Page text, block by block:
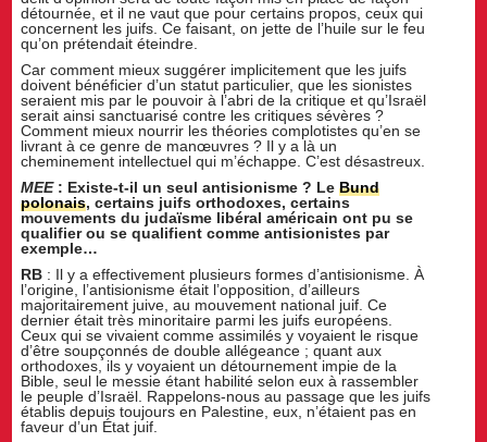
détournée, et il ne vaut que pour certains propos, ceux qui
concernent les juifs. Ce faisant, on jette de l’huile sur le feu
qu’on prétendait éteindre.
Car comment mieux suggérer implicitement que les juifs
doivent bénéficier d’un statut particulier, que les sionistes
seraient mis par le pouvoir à l’abri de la critique et qu’Israël
serait ainsi sanctuarisé contre les critiques sévères ?
Comment mieux nourrir les théories complotistes qu’en se
livrant à ce genre de manœuvres ? Il y a là un
cheminement intellectuel qui m’échappe. C’est désastreux.
MEE : Existe-t-il un seul antisionisme ? LeBund
polonais, certains juifs orthodoxes, certains
mouvements du judaïsme libéral américain ont pu se
qualifier ou se qualifient comme antisionistes par
exemple…
RB : Il y a effectivement plusieurs formes d’antisionisme. À
l’origine, l’antisionisme était l’opposition, d’ailleurs
majoritairement juive, au mouvement national juif. Ce
dernier était très minoritaire parmi les juifs européens.
Ceux qui se vivaient comme assimilés y voyaient le risque
d’être soupçonnés de double allégeance ; quant aux
orthodoxes, ils y voyaient un détournement impie de la
Bible, seul le messie étant habilité selon eux à rassembler
le peuple d’Israël. Rappelons-nous au passage que les juifs
établis depuis toujours en Palestine, eux, n’étaient pas en
faveur d’un État juif.